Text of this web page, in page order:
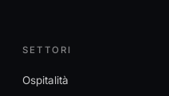
SETTORI
Ospitalità